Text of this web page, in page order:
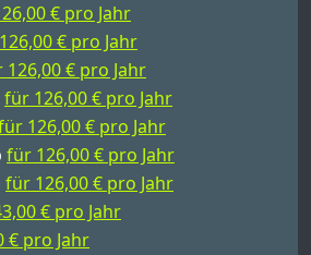
€ pro Jahr
€ pro Jahr
€ pro Jahr
für 126,00 € pro Jahr
126,00 € pro Jahr
für 126,00 € pro Jahr
für 126,00 € pro Jahr
€ pro Jahr
€ pro Jahr